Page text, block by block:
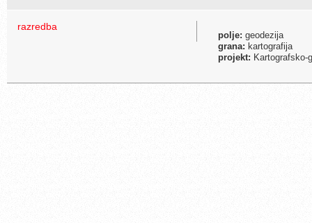
razredba
polje: geodezija
grana: kartografija
projekt: Kartografsko-